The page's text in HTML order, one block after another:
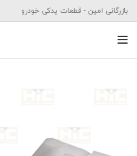
بازرگانی امین - قطعات یدکی خودرو